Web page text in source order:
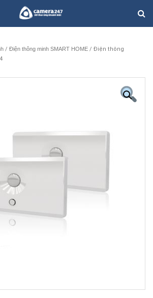
/ Điện thông minh SMART HOME / Điện thông